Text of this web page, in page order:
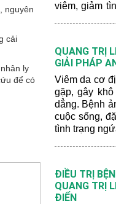
nguyên
cải
ly
để có
viêm, giảm
được hiệu
da và rút
QUANG TRỊ
GIẢI PHÁP
Viêm da cơ
gặp, gây
dẳng. Bệnh
cuộc sống,
tình trạng
ĐIỀU TRỊ
QUANG TRỊ
ĐIỂN